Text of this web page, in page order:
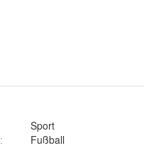
Sport
: Fußball